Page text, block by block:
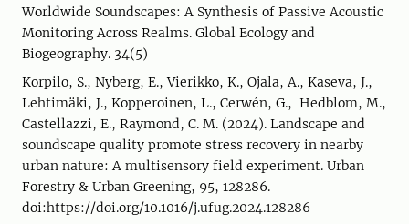
Worldwide Soundscapes: A Synthesis of Passive Acoustic
Monitoring Across Realms. Global Ecology and
Biogeography. 34(5)
Korpilo, S., Nyberg, E., Vierikko, K., Ojala, A., Kaseva, J.,
Lehtimäki, J., Kopperoinen, L., Cerwén, G., Hedblom, M.,
Castellazzi, E., Raymond, C. M. (2024). Landscape and
soundscape quality promote stress recovery in nearby
urban nature: A multisensory field experiment. Urban
Forestry & Urban Greening, 95, 128286.
doi:https://doi.org/10.1016/j.ufug.2024.128286